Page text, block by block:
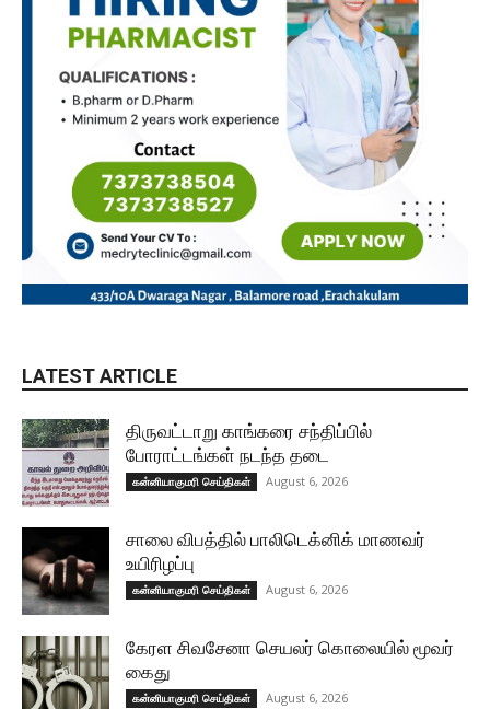
LATEST ARTICLE
திருவட்டாறு காங்கரை சந்திப்பில்
போராட்டங்கள் நடந்த தடை
கன்னியாகுமரி செய்திகள் August 6, 2026
சாலை விபத்தில் பாலிடெக்னிக் மாணவர்
உயிரிழப்பு
கன்னியாகுமரி செய்திகள் August 6, 2026
கேரள சிவசேனா செயலர் கொலையில் மூவர்
கைது
கன்னியாகுமரி செய்திகள் August 6, 2026